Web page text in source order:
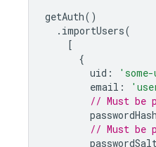
getAuth()
. importUsers(
[
{
uid :
email :
// Must be
passwordHash
// Must be